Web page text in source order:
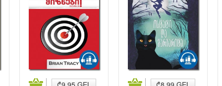
კალათაში დამატება კალათაში დამატება